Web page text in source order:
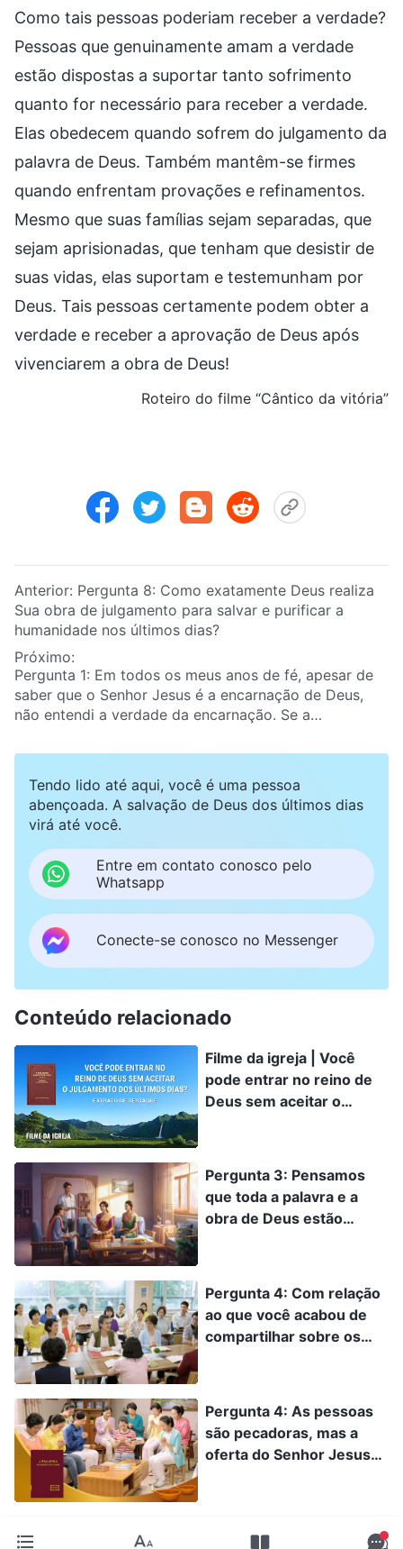
Como tais pessoas poderiam receber a verdade?
Pessoas que genuinamente amam a verdade
estão dispostas a suportar tanto sofrimento
quanto for necessário para receber a verdade.
Elas obedecem quando sofrem do julgamento da
palavra de Deus. Também mantêm-se firmes
quando enfrentam provações e refinamentos.
Mesmo que suas famílias sejam separadas, que
sejam aprisionadas, que tenham que desistir de
suas vidas, elas suportam e testemunham por
Deus. Tais pessoas certamente podem obter a
verdade e receber a aprovação de Deus após
vivenciarem a obra de Deus!
Roteiro do filme “Cântico da vitória”
Anterior: Pergunta 8: Como exatamente Deus realiza
Sua obra de julgamento para salvar e purificar a
humanidade nos últimos dias?
Próximo:
Pergunta 1: Em todos os meus anos de fé, apesar de
saber que o Senhor Jesus é a encarnação de Deus,
não entendi a verdade da encarnação. Se a
semelhante a como o Senhor Jesus foi encarnado
seremos incapazes de reconhecer o Senhor Jesus,
seremos incapazes de saudar a vinda do Senhor.
Creio que a encarnação seja um grande mistério.
Poucos são capazes de entender realmente a verdade
da encarnação. Por favor, converse conosco sobre
essa questão; o que exatamente é a encarnação?
Tendo lido até aqui, você é uma pessoa
abençoada. A salvação de Deus dos últimos dias
virá até você.
Entre em contato conosco pelo
Whatsapp
Conecte-se conosco no Messenger
Conteúdo relacionado
Filme da igreja | Você
pode entrar no reino de
Deus sem aceitar o
destaque)
Pergunta 3: Pensamos
que toda a palavra e a
obra de Deus estão
fora as que estão na
Bíblia. Portanto, nossa fé
em Deus deve se basear
na Bíblia. Isso é errado?
Pergunta 4: Com relação
ao que você acabou de
compartilhar sobre os
Bíblia e exibem sinais e
prodígios para enganar as
pessoas, agora tenho
algum discernimento
pergunta que quero
Pergunta 4: As pessoas
são pecadoras, mas a
oferta do Senhor Jesus
pecados ao Senhor, Ele